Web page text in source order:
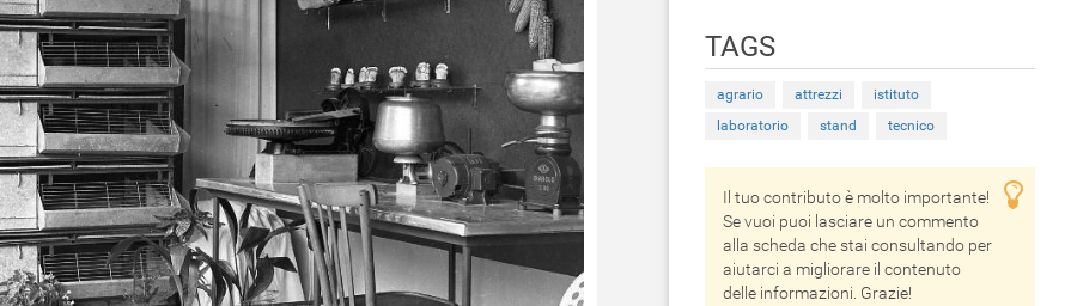
TAGS
agrario attrezzi
istituto
laboratorio
stand tecnico
Il tuo contributo è molto importante!
Se vuoi puoi lasciare un commento
alla scheda che stai consultando per
aiutarci a migliorare il contenuto
delle informazioni. Grazie!